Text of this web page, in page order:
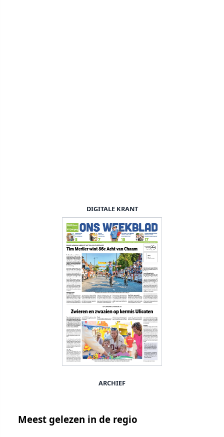
DIGITALE KRANT
ARCHIEF
Meest gelezen in de regio